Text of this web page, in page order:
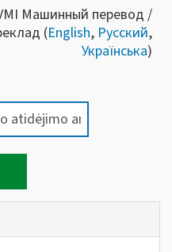
Машинный перевод /
(English, Русский,
Українська)